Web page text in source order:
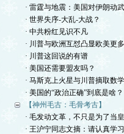
· 雷霆与地震：美国对伊朗动
· 世界失序-大乱-大战？
· 中共粉红见识不凡
· 川普与欧洲互怼凸显欧美更
· 川普这回说的有谱
· 美国还需要盟友吗？
· 马斯克上火星与川普摘取数
· 美国的“政治正确”到底是啥？
【神州毛古：毛骨考古】
· 毛发动文革，不只是为了当
· 王沪宁同志文摘：请认真学习